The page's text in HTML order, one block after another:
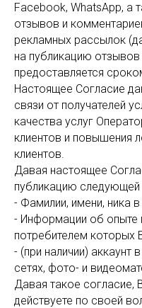
Facebook, WhatsApp, а
отзывов и
рекламных рассылок
на публикацию
предоставляется
Настоящее Согласие
связи от получателей
качества услуг
клиентов и повышения
клиентов.
Давая настоящее
публикацию
- Фамилии, имени, ника
- Информации об опыте
потребителем которых
- (при наличии)
сетях, фото- и
Давая такое согласие,
действуете по своей